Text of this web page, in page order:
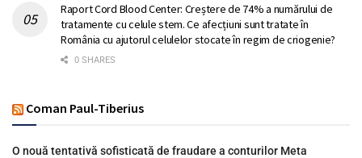
Raport Cord Blood Center: Creștere de 74% a numărului de
tratamente cu celule stem. Ce afecțiuni sunt tratate în
România cu ajutorul celulelor stocate în regim de criogenie?
0 SHARES
Coman Paul-Tiberius
O nouă tentativă sofisticată de fraudare a conturilor Meta